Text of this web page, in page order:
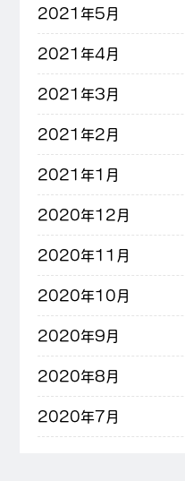
2021年5月
2021年4月
2021年3月
2021年2月
2021年1月
2020年12月
2020年11月
2020年10月
2020年9月
2020年8月
2020年7月